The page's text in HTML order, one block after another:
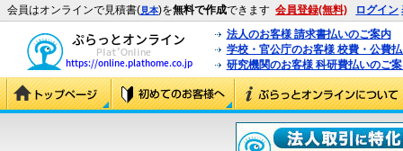
会員はオンラインで見積書(見本)を無料で作成できます 会員登録(無料) ログイン
法人のお客様 請求書払いのご案内
学校・官公庁のお客様 校費・公費
研究機関のお客様 科研費払いのご